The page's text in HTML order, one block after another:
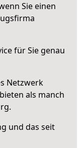
Sie einen
für Sie genau
Netzwerk
als manch
und das seit